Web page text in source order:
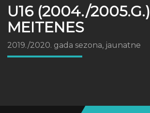
U16 (2004./2005.G.)
MEITENES
2019./2020. gada sezona, jaunatne